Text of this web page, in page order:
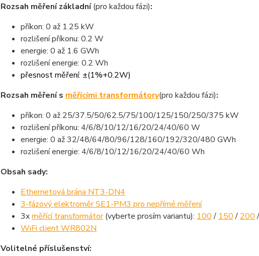
Rozsah měření základní(pro každou fázi):
příkon: 0 až 1.25 kW
rozlišení příkonu: 0.2 W
energie: 0 až 1.6 GWh
rozlišení energie: 0.2 Wh
přesnost měření: ±(1%+0.2W)
Rozsah měření s měřícími transformátory(pro každou fázi):
příkon: 0 až 25/37.5/50/62.5/75/100/125/150/250/375 kW
rozlišení příkonu: 4/6/8/10/12/16/20/24/40/60 W
energie: 0 až 32/48/64/80/96/128/160/192/320/480 GWh
rozlišení energie: 4/6/8/10/12/16/20/24/40/60 Wh
Obsah sady:
Ethernetová brána NT3-DN4
3-fázový elektroměr SE1-PM3 pro nepřímé měření
3xměřící transformátor(vyberte prosím variantu): 100/ 150/ 200/
WiFi client WR802N
Volitelné příslušenství: